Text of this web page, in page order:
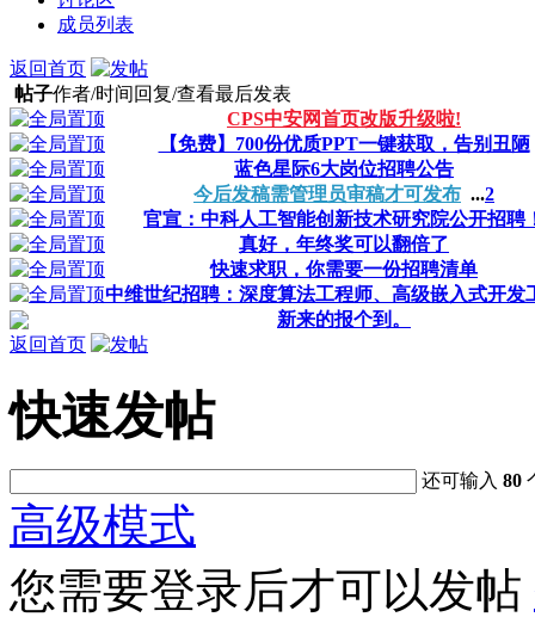
成员列表
返回首页
帖子作者/时间 回复/查看最后发表
CPS中安网首页改版升级啦!
【免费】700份优质PPT一键获取，告别丑陋
蓝色星际6大岗位招聘公告
今后发稿需管理员审稿才可发布 ...2
官宣：中科人工智能创新技术研究院公开招聘
真好，年终奖可以翻倍了
快速求职，你需要一份招聘清单
中维世纪招聘：深度算法工程师、高级嵌入式开发
新来的报个到。
返回首页
快速发帖
还可输入80
高级模式
您需要登录后才可以发帖